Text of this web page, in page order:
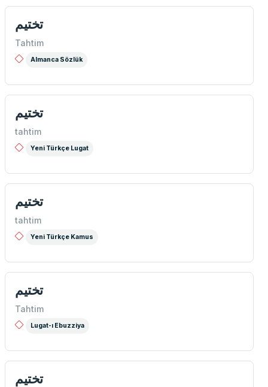
تختيم
Tahtim
Almanca Sözlük
تختیم
tahtim
Yeni Türkçe Lugat
تختیم
tahtim
Yeni Türkçe Kamus
تختيم
Tahtim
Lugat-ı Ebuzziya
تختيم